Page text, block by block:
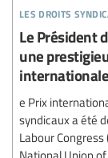
les droits
Le Président
une
internationale
e Prix
syndicaux a été
Labour
National Union